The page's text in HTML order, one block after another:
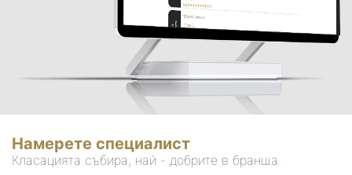
Намерете специалист
Класацията събира, най - добрите в бранша.